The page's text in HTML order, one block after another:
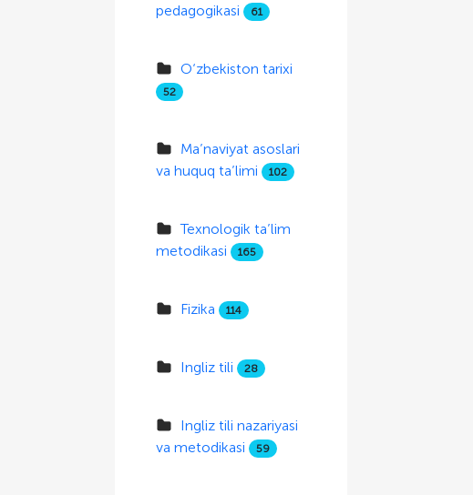
pedagogikasi
61
O‘zbekiston tarixi
52
Ma’naviyat asoslari
va huquq ta’limi
102
Texnologik ta’lim
metodikasi
165
Fizika 114
Ingliz tili 28
Ingliz tili nazariyasi
va metodikasi
59